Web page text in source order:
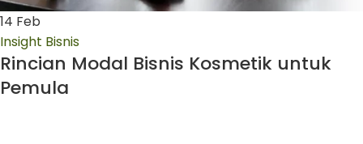
14 Feb
Insight Bisnis
Rincian Modal Bisnis Kosmetik untuk
Pemula